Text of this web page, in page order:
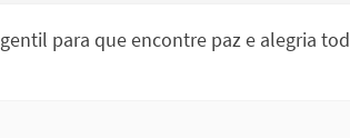
para que encontre paz e alegria